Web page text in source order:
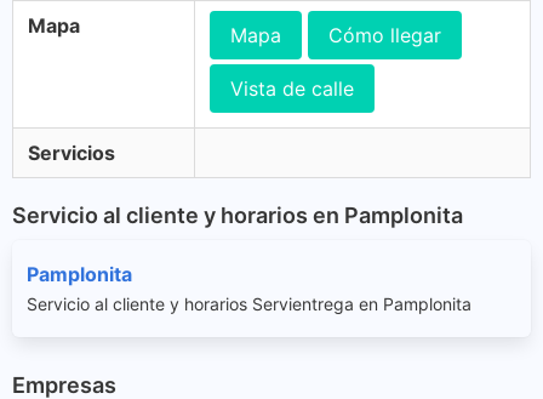
Mapa Mapa Cómo llegar
Vista de calle
Servicios
Servicio al cliente y horarios en Pamplonita
Pamplonita
Servicio al cliente y horarios Servientrega en Pamplonita
Empresas